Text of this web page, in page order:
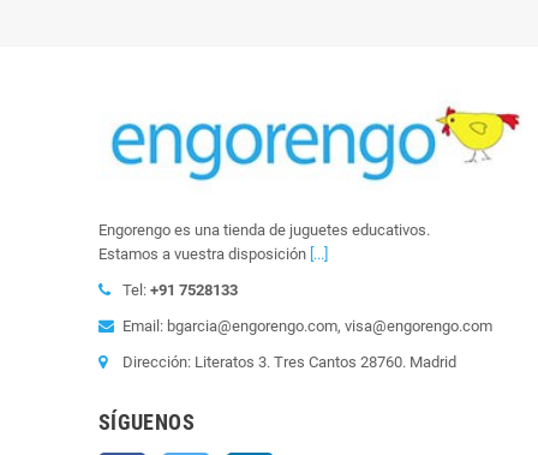
Engorengo es una tienda de juguetes educativos.
Estamos a vuestra disposición [...]
Tel: +91 7528133
Email: bgarcia@engorengo.com, visa@engorengo.com
Dirección: Literatos 3. Tres Cantos 28760. Madrid
SÍGUENOS